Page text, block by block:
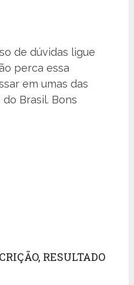
de dúvidas ligue
perca essa
em umas das
Brasil. Bons
RESULTADO